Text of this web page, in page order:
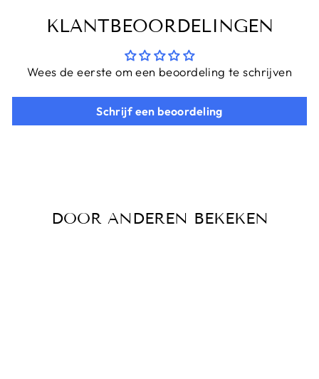
KLANTBEOORDELINGEN
Wees de eerste om een beoordeling te schrijven
Schrijf een beoordeling
DOOR ANDEREN BEKEKEN